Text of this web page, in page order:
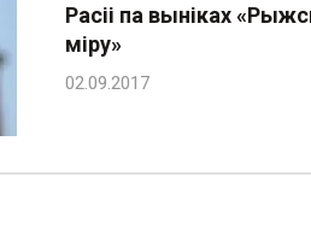
Расіі па выніках
міру»